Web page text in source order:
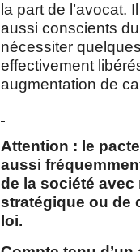
la part de l’avocat.
aussi conscients
nécessiter
effectivement
augmentation de
Attention : le
aussi
de la société avec
stratégique ou de
loi.